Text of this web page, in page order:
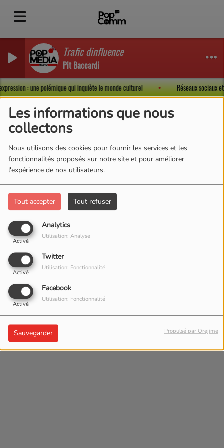
Les informations que nous
collectons
Nous utilisons des cookies pour fournir les services et les
fonctionnalités proposés sur notre site et pour améliorer
l'expérience de nos utilisateurs.
Tout accepter Tout refuser
Analytics
Activé
Utilisation: Analyse
Twitter
Activé
Utilisation: Fonctionnalité
Facebook
Activé
Utilisation: Fonctionnalité
Sauvegarder Propulsé par Orejime
Trafic dinfluence
Pit Baccardi
: une polémique qui inquiète le monde culturel Réseaux sociaux
Bon plan